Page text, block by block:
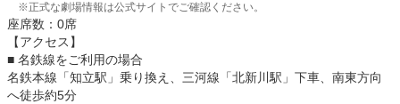
※正式な劇場情報は公式サイトでご確認ください。
座席数：0席
【アクセス】
■ 名鉄線をご利用の場合
名鉄本線「知立駅」乗り換え、三河線「北新川駅」下車、南東方向
へ徒歩約5分